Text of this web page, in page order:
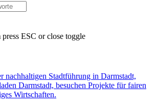
ESC or close toggle